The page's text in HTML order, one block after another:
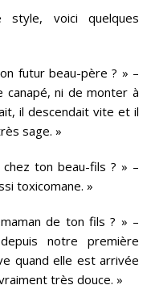
voici quelques
futur beau-père ? » –
canapé, ni de monter à
il descendait vite et il
sage. »
ton beau-fils ? » –
toxicomane. »
de ton fils ? » –
notre première
quand elle est arrivée
très douce. »